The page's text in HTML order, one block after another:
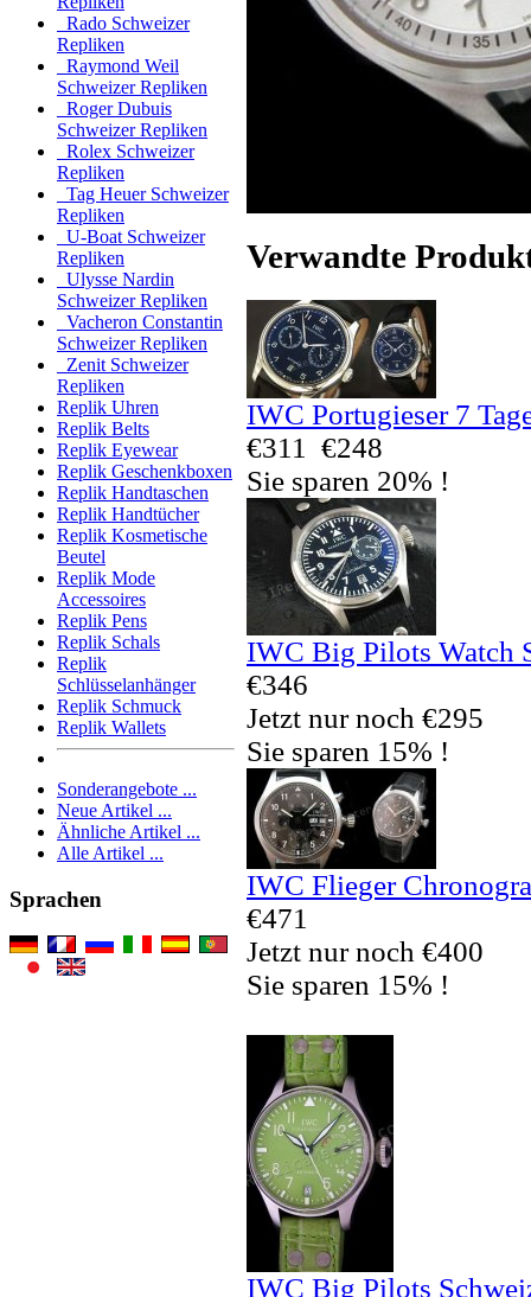
Rado Schweizer
Repliken
Raymond Weil
Schweizer Repliken
Roger Dubuis
Schweizer Repliken
Rolex Schweizer
Repliken
Tag Heuer Schweizer
Repliken
U-Boat Schweizer
Repliken
Ulysse Nardin
Schweizer Repliken
Vacheron Constantin
Schweizer Repliken
Zenit Schweizer
Repliken
Replik Uhren
Replik Belts
Replik Eyewear
Replik Geschenkboxen
Replik Handtaschen
Replik Handtücher
Replik Kosmetische
Beutel
Replik Mode
Accessoires
Replik Pens
Replik Schals
Replik
Schlüsselanhänger
Replik Schmuck
Replik Wallets
Sonderangebote ...
Neue Artikel ...
Ähnliche Artikel ...
Alle Artikel ...
Sprachen
Verwandte
IWC Portugieser 7
€311
€248
Sie sparen 20% !
IWC Big Pilots Watch
€346
Jetzt nur noch €295
Sie sparen 15% !
IWC Flieger
€471
Jetzt nur noch €400
Sie sparen 15% !
IWC Big Pilots